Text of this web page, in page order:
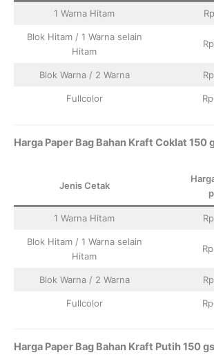
1 Warna Hitam
Blok Hitam / 1 Warna selain
Hitam
Blok Warna / 2 Warna
Fullcolor
Harga Paper Bag Bahan Kraft Coklat 150
Jenis Cetak
1 Warna Hitam
Blok Hitam / 1 Warna selain
Hitam
Blok Warna / 2 Warna
Fullcolor
Harga Paper Bag Bahan Kraft Putih 150